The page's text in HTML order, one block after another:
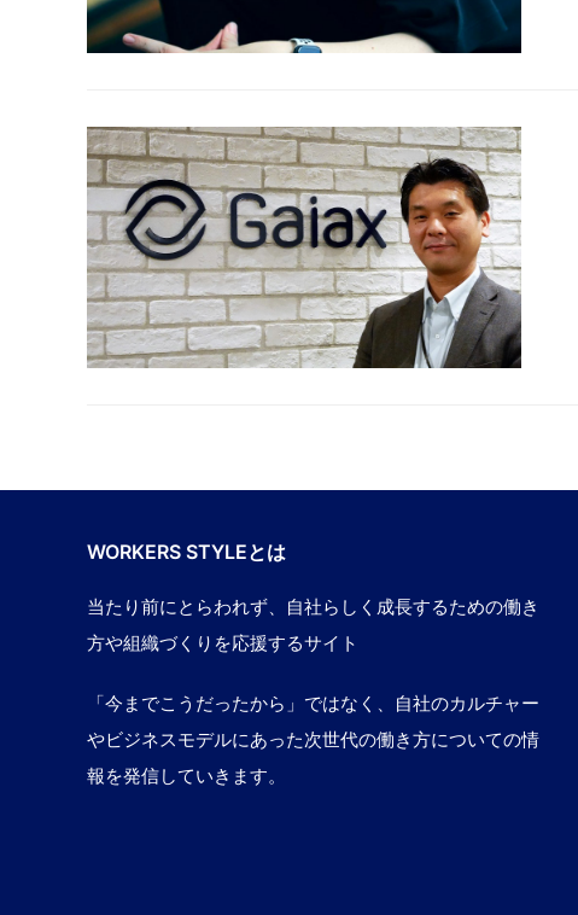
WORKERS STYLEとは
当たり前にとらわれず、自社らしく成長するための働き
方や組織づくりを応援するサイト
「今までこうだったから」ではなく、自社のカルチャー
やビジネスモデルにあった次世代の働き方についての情
報を発信していきます。